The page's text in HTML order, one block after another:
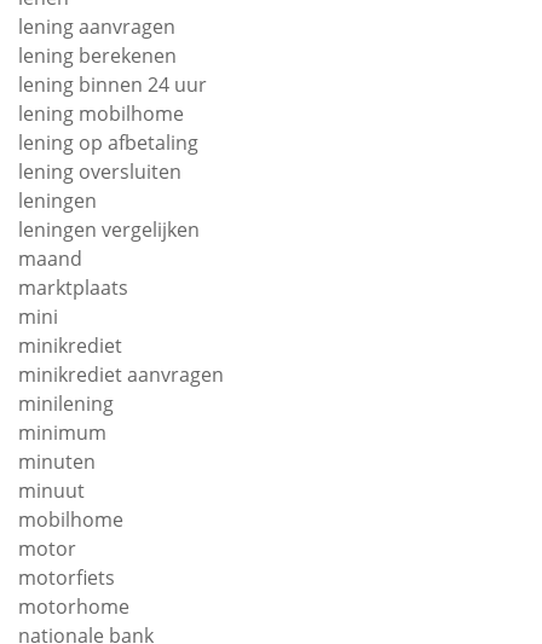
lening aanvragen
lening berekenen
lening binnen 24 uur
lening mobilhome
lening op afbetaling
lening oversluiten
leningen
leningen vergelijken
maand
marktplaats
mini
minikrediet
minikrediet aanvragen
minilening
minimum
minuten
minuut
mobilhome
motor
motorfiets
motorhome
nationale bank